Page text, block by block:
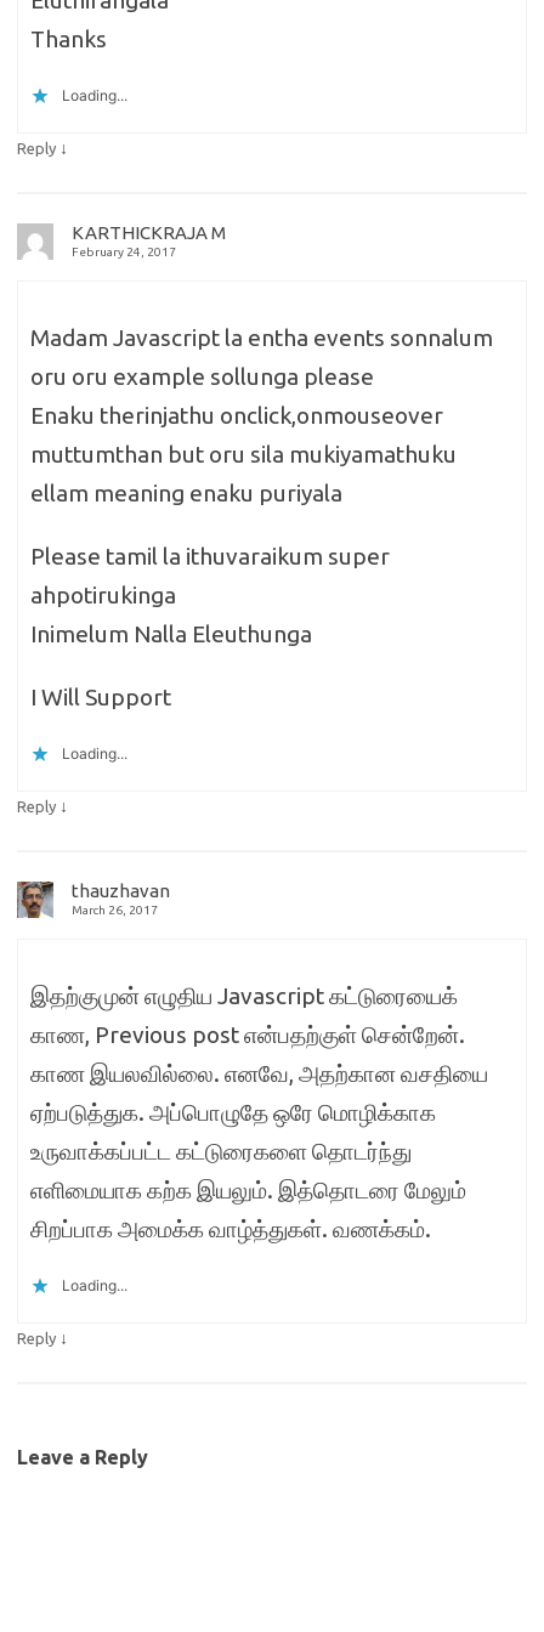
Thanks
Loading...
Reply ↓
KARTHICKRAJA M
February 24, 2017
Madam Javascript la entha events sonnalum
oru oru example sollunga please
Enaku therinjathu onclick,onmouseover
muttumthan but oru sila mukiyamathuku
ellam meaning enaku puriyala
Please tamil la ithuvaraikum super
ahpotirukinga
Inimelum Nalla Eleuthunga
I Will Support
Loading...
Reply ↓
thauzhavan
March 26, 2017
இதற்குமுன் எழுதிய Javascript கட்டுரையைக்
காண, Previous post என்பதற்குள் சென்றேன்.
காண இயலவில்லை. எனவே, அதற்கான வசதியை
ஏற்படுத்துக. அப்பொழுதே ஒரே மொழிக்காக
உருவாக்கப்பட்ட கட்டுரைகளை தொடர்ந்து
எளிமையாக கற்க இயலும். இத்தொடரை மேலும்
சிறப்பாக அமைக்க வாழ்த்துகள். வணக்கம்.
Loading...
Reply ↓
Leave a Reply